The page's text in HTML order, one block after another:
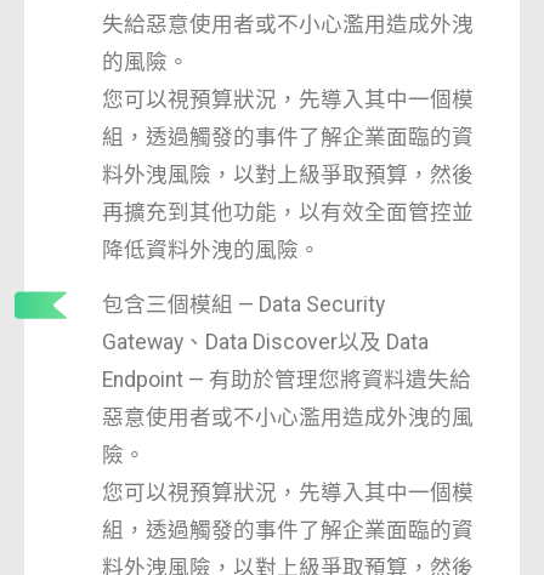
失給惡意使用者或不小心濫用造成外洩
的風險。
您可以視預算狀況，先導入其中一個模
組，透過觸發的事件了解企業面臨的資
料外洩風險，以對上級爭取預算，然後
再擴充到其他功能，以有效全面管控並
降低資料外洩的風險。
包含三個模組 — Data Security
Gateway、Data Discover以及 Data
Endpoint — 有助於管理您將資料遺失給
惡意使用者或不小心濫用造成外洩的風
險。
您可以視預算狀況，先導入其中一個模
組，透過觸發的事件了解企業面臨的資
料外洩風險，以對上級爭取預算，然後